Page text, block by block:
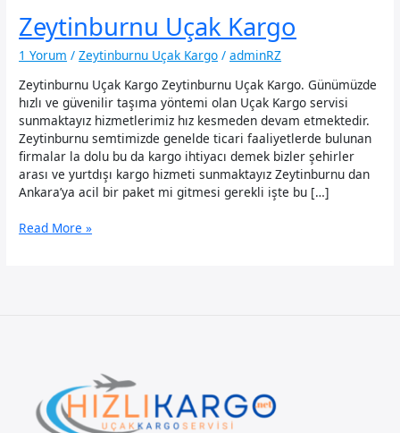
Zeytinburnu Uçak Kargo
1 Yorum /Zeytinburnu Uçak Kargo /adminRZ
Zeytinburnu Uçak Kargo Zeytinburnu Uçak Kargo. Günümüzde
hızlı ve güvenilir taşıma yöntemi olan Uçak Kargo servisi
sunmaktayız hizmetlerimiz hız kesmeden devam etmektedir.
Zeytinburnu semtimizde genelde ticari faaliyetlerde bulunan
firmalar la dolu bu da kargo ihtiyacı demek bizler şehirler
arası ve yurtdışı kargo hizmeti sunmaktayız Zeytinburnu dan
Ankara’ya acil bir paket mi gitmesi gerekli işte bu […]
Zeytinburnu
Read More »